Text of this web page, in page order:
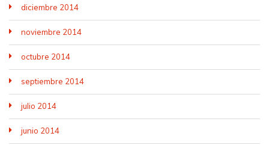
diciembre 2014
noviembre 2014
octubre 2014
septiembre 2014
julio 2014
junio 2014